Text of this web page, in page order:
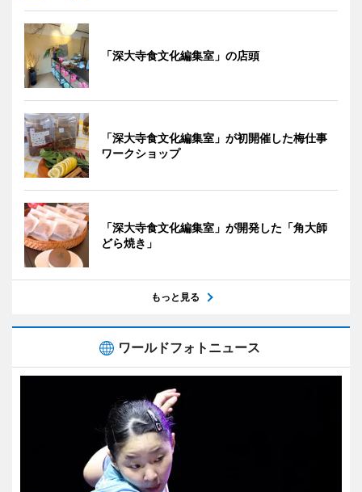
「深大寺食文化編集室」の店頭
「深大寺食文化編集室」が初開催した梅仕事
ワークショップ
「深大寺食文化編集室」が開発した「角大師
どら焼き」
もっと見る
ワールドフォトニュース